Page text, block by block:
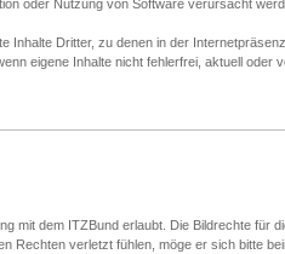
oder Nutzung von Software verursacht
Inhalte Dritter, zu denen in der
eigene Inhalte nicht fehlerfrei, aktuell oder
mit dem ITZBund erlaubt. Die Bildrechte für
Rechten verletzt fühlen, möge er sich bitte